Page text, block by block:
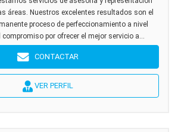
áreas. Nuestros excelentes resultados son el
proceso de perfeccionamiento a nivel
por ofrecer el mejor servicio a...
CONTACTAR
VER PERFIL